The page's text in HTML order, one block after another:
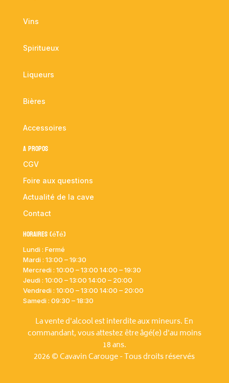
Vins
Spiritueux
Liqueurs
Bières
Accessoires
A propos
CGV
Foire aux questions
Actualité de la cave
Contact
Horaires (été)
Lundi : Fermé
Mardi : 13:00 – 19:30
Mercredi : 10:00 – 13:00 14:00 – 19:30
Jeudi : 10:00 – 13:00 14:00 – 20:00
Vendredi : 10:00 – 13:00 14:00 – 20:00
Samedi : 09:30 – 18:30
La vente d'alcool est interdite aux mineurs. En
commandant, vous attestez être âgé(e) d'au moins
18 ans.
2026 © Cavavin Carouge - Tous droits réservés